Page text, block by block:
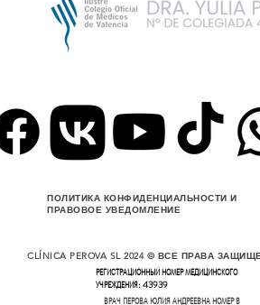
ПОЛИТИКА КОНФИДЕНЦИАЛЬНОСТИ И
ПРАВОВОЕ УВЕДОМЛЕНИЕ
CLÍNICA PEROVA SL 2024 © ВСЕ ПРАВА
РЕГИСТРАЦИОННЫЙ НОМЕР МЕДИЦИНСКОГО
УЧРЕЖДЕНИЯ: 43939
ВРАЧ ПЕРОВА ЮЛИЯ АНДРЕЕВНА НОМЕР В